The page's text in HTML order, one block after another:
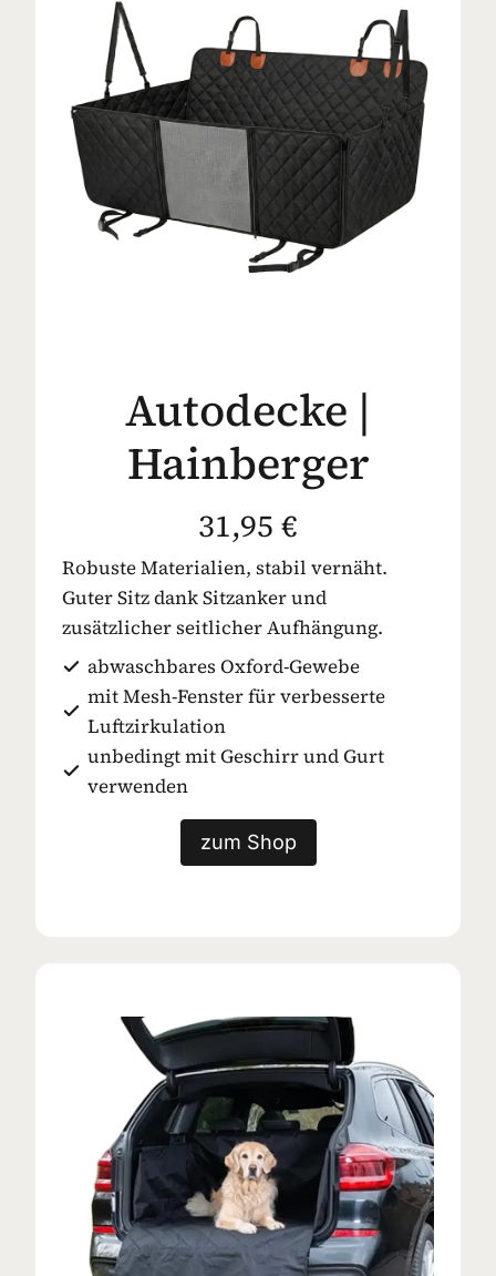
Autodecke |
Hainberger
31,95 €
Robuste Materialien, stabil vernäht.
Guter Sitz dank Sitzanker und
zusätzlicher seitlicher Aufhängung.
abwaschbares Oxford-Gewebe
mit Mesh-Fenster für verbesserte
Luftzirkulation
unbedingt mit Geschirr und Gurt
verwenden
zum Shop